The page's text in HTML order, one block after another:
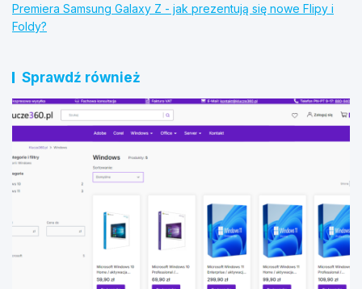
Premiera Samsung Galaxy Z - jak prezentują się nowe Flipy i
Foldy?
Sprawdź również